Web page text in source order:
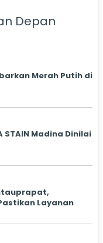
Depan
Merah Putih di
STAIN Madina Dinilai
Layanan